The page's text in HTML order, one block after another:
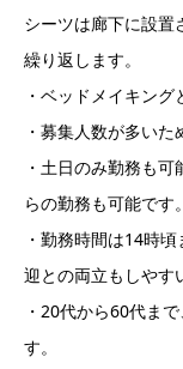
シーツは廊下に設置
繰り返します。
・ベッドメイキング
・募集人数が多いた
・土日のみ勤務も
らの勤務も可能です。
・勤務時間は14時
迎との両立もしやす
・20代から60代ま
す。